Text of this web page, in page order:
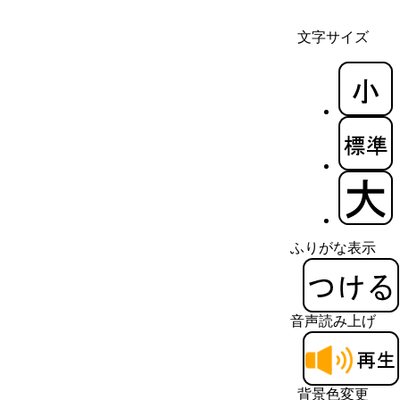
文字サイズ
ふりがな表示
音声読み上げ
背景色変更